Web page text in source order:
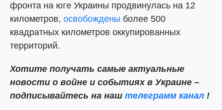
фронта на юге Украины продвинулась на 12
километров, освобождены более 500
квадратных километров оккупированных
территорий.
Хотите получать самые актуальные
новости о войне и событиях в Украине –
подписывайтесь на наш телеграмм канал !